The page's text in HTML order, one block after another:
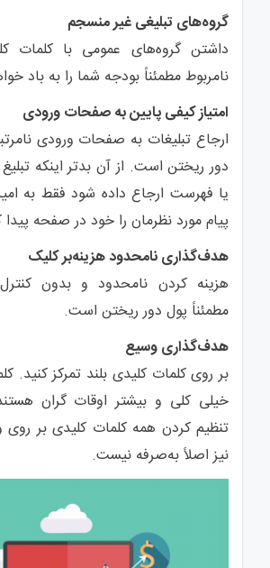
گروه‌های تبلیغی غیر منسجم
داشتن گروه‌های عمومی با کلمات
نامربوط مطمئناً بودجه شما را به باد
امتیاز کیفی پایین به صفحات ورودی
ارجاع تبلیغات به صفحات ورودی
دور ریختن است. از آن‌ بدتر اینکه
یا فهرست ارجاع داده شود فقط به
پیام مورد نظرمان را خود در صفحه پیدا
هدف‌گذاری نامحدود هزینه‌بر کلیک
هزینه کردن نامحدود و بدون
مطمئناً پول دور ریختن است.
هدف‌گذاری وسیع
بر روی کلمات کلیدی بلند تمرکز کنید.
خیلی‌ کلی‌ و بیشتر اوقات گران
تنظیم کردن همه کلمات کلیدی بر روی
نیز اصلاً به‌صرفه نیست.